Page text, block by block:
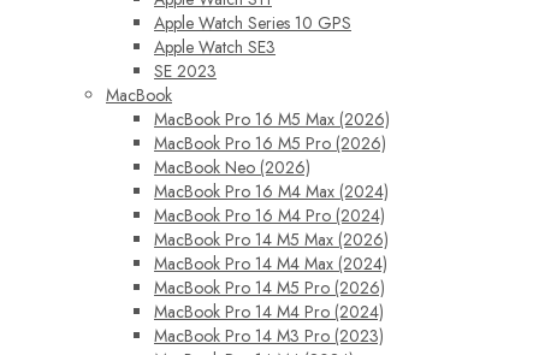
Apple Watch Series 10 GPS
Apple Watch SE3
SE 2023
MacBook
MacBook Pro 16 M5 Max (2026)
MacBook Pro 16 M5 Pro (2026)
MacBook Neo (2026)
MacBook Pro 16 M4 Max (2024)
MacBook Pro 16 M4 Pro (2024)
MacBook Pro 14 M5 Max (2026)
MacBook Pro 14 M4 Max (2024)
MacBook Pro 14 M5 Pro (2026)
MacBook Pro 14 M4 Pro (2024)
MacBook Pro 14 M3 Pro (2023)